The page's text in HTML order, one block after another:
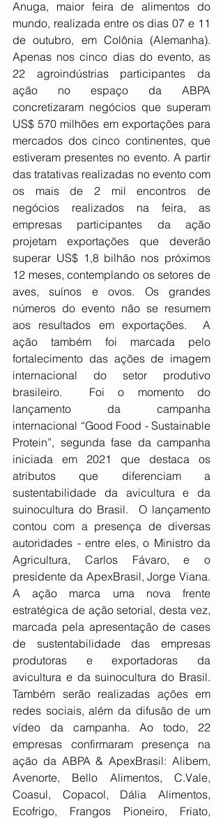
Anuga, maior feira de alimentos do
mundo, realizada entre os dias 07 e 11
de outubro, em Colônia (Alemanha).
Apenas nos cinco dias do evento, as
22 agroindústrias participantes da
ação no espaço da ABPA
concretizaram negócios que superam
US$ 570 milhões em exportações para
mercados dos cinco continentes, que
estiveram presentes no evento. A partir
das tratativas realizadas no evento com
os mais de 2 mil encontros de
negócios realizados na feira, as
empresas participantes da ação
projetam exportações que deverão
superar US$ 1,8 bilhão nos próximos
12 meses, contemplando os setores de
aves, suínos e ovos. Os grandes
números do evento não se resumem
aos resultados em exportações.  A
ação também foi marcada pelo
fortalecimento das ações de imagem
internacional do setor produtivo
brasileiro.  Foi o momento do
lançamento da campanha
internacional “Good Food - Sustainable
Protein”, segunda fase da campanha
iniciada em 2021 que destaca os
atributos que diferenciam a
sustentabilidade da avicultura e da
suinocultura do Brasil.  O lançamento
contou com a presença de diversas
autoridades - entre eles, o Ministro da
Agricultura, Carlos Fávaro, e o
presidente da ApexBrasil, Jorge Viana.
A ação marca uma nova frente
estratégica de ação setorial, desta vez,
marcada pela apresentação de cases
de sustentabilidade das empresas
produtoras e exportadoras da
avicultura e da suinocultura do Brasil.
Também serão realizadas ações em
redes sociais, além da difusão de um
vídeo da campanha. Ao todo, 22
empresas confirmaram presença na
ação da ABPA & ApexBrasil: Alibem,
Avenorte, Bello Alimentos, C.Vale,
Coasul, Copacol, Dália Alimentos,
Ecofrigo, Frangos Pioneiro, Friato,